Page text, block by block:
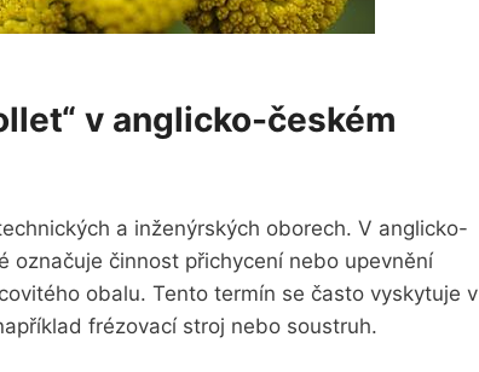
v‍ anglicko-českém
a inženýrských oborech. V ‍anglicko-
označuje činnost přichycení nebo upevnění
⁤obalu.⁣ Tento termín se často vyskytuje v
frézovací ‍stroj nebo soustruh.